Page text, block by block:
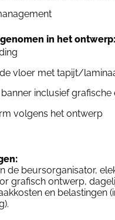
in het ontwerp:
vloer met tapijt/
inclusief grafische
volgens het ontwerp
de beursorganisator,
grafisch ontwerp,
en belastingen